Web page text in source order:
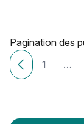
Pagination des
Articles plus
1 …